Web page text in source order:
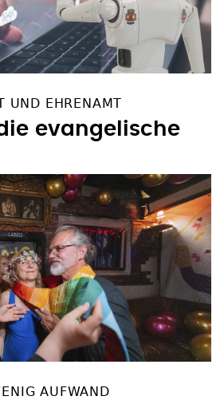
UND EHRENAMT
evangelische
AUFWAND